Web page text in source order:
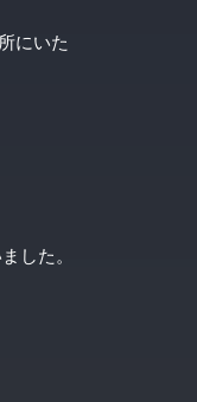
にいた
した。